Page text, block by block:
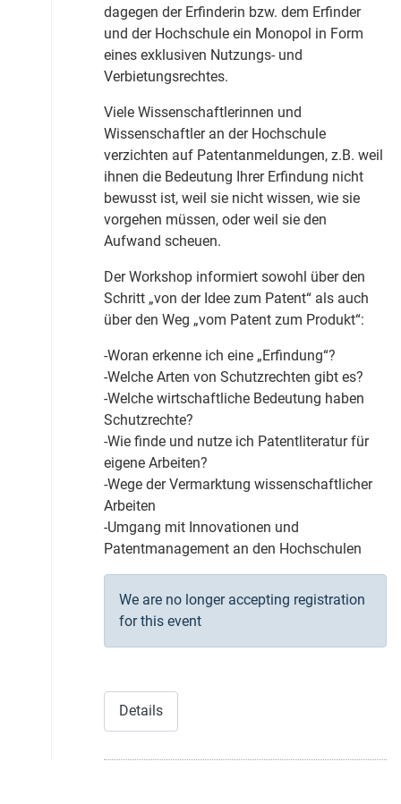
dagegen der Erfinderin bzw. dem Erfinder
und der Hochschule ein Monopol in Form
eines exklusiven Nutzungs- und
Verbietungsrechtes.
Viele Wissenschaftlerinnen und
Wissenschaftler an der Hochschule
verzichten auf Patentanmeldungen, z.B. weil
ihnen die Bedeutung Ihrer Erfindung nicht
bewusst ist, weil sie nicht wissen, wie sie
vorgehen müssen, oder weil sie den
Aufwand scheuen.
Der Workshop informiert sowohl über den
Schritt „von der Idee zum Patent“ als auch
über den Weg „vom Patent zum Produkt“:
-Woran erkenne ich eine „Erfindung“?
-Welche Arten von Schutzrechten gibt es?
-Welche wirtschaftliche Bedeutung haben
Schutzrechte?
-Wie finde und nutze ich Patentliteratur für
eigene Arbeiten?
-Wege der Vermarktung wissenschaftlicher
Arbeiten
-Umgang mit Innovationen und
Patentmanagement an den Hochschulen
We are no longer accepting registration
for this event
Details